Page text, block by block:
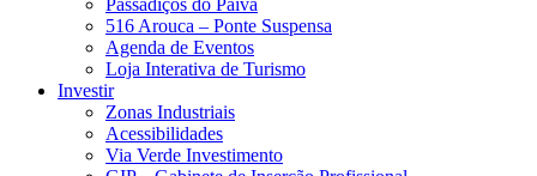
Passadiços do Paiva
516 Arouca – Ponte Suspensa
Agenda de Eventos
Loja Interativa de Turismo
Investir
Zonas Industriais
Acessibilidades
Via Verde Investimento